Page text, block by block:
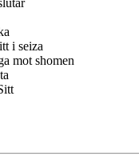
i seiza
mot shomen